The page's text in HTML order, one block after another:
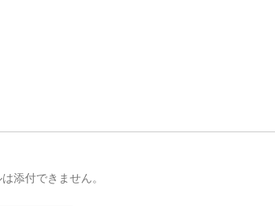
添付できません。